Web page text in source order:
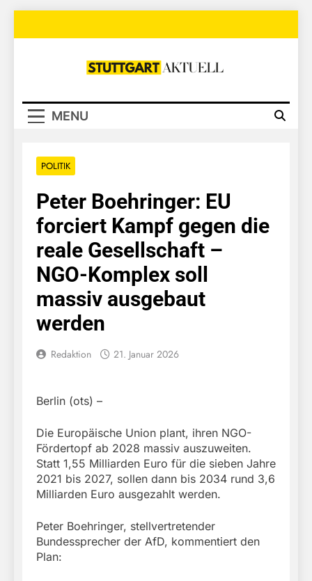
Stuttgart
MENU
POLITIK
Peter Boehringer: EU
forciert Kampf gegen die
reale Gesellschaft –
NGO-Komplex soll
massiv ausgebaut
werden
Redaktion 21. Januar 2026
Berlin (ots) –
Die Europäische Union plant, ihren NGO-
Fördertopf ab 2028 massiv auszuweiten.
Statt 1,55 Milliarden Euro für die sieben Jahre
2021 bis 2027, sollen dann bis 2034 rund 3,6
Milliarden Euro ausgezahlt werden.
Peter Boehringer, stellvertretender
Bundessprecher der AfD, kommentiert den
Plan: